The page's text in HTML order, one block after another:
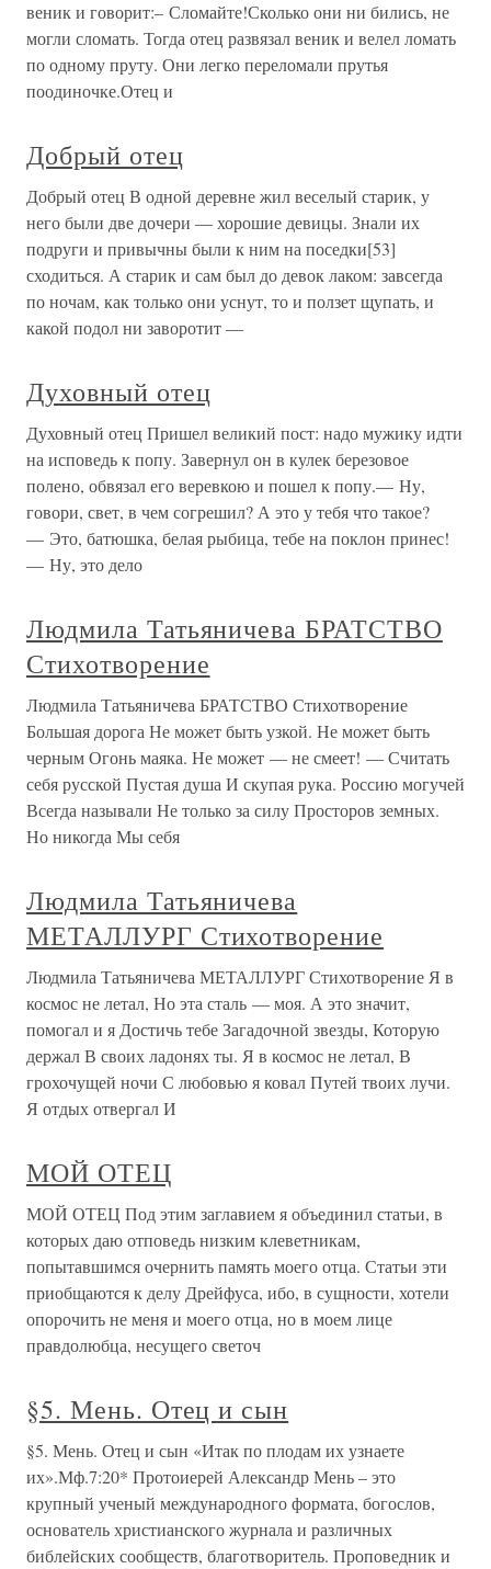
веник и говорит:– Сломайте!Сколько они ни бились, не
могли сломать. Тогда отец развязал веник и велел ломать
по одному пруту. Они легко переломали прутья
поодиночке.Отец и
Добрый отец
Добрый отец В одной деревне жил веселый старик, у
него были две дочери — хорошие девицы. Знали их
подруги и привычны были к ним на поседки[53]
сходиться. А старик и сам был до девок лаком: завсегда
по ночам, как только они уснут, то и ползет щупать, и
какой подол ни заворотит —
Духовный отец
Духовный отец Пришел великий пост: надо мужику идти
на исповедь к попу. Завернул он в кулек березовое
полено, обвязал его веревкою и пошел к попу.— Ну,
говори, свет, в чем согрешил? А это у тебя что такое?
— Это, батюшка, белая рыбица, тебе на поклон принес!
— Ну, это дело
Людмила Татьяничева БРАТСТВО
Стихотворение
Людмила Татьяничева БРАТСТВО Стихотворение
Большая дорога Не может быть узкой. Не может быть
черным Огонь маяка. Не может — не смеет! — Считать
себя русской Пустая душа И скупая рука. Россию могучей
Всегда называли Не только за силу Просторов земных.
Но никогда Мы себя
Людмила Татьяничева
МЕТАЛЛУРГ Стихотворение
Людмила Татьяничева МЕТАЛЛУРГ Стихотворение Я в
космос не летал, Но эта сталь — моя. А это значит,
помогал и я Достичь тебе Загадочной звезды, Которую
держал В своих ладонях ты. Я в космос не летал, В
грохочущей ночи С любовью я ковал Путей твоих лучи.
Я отдых отвергал И
МОЙ ОТЕЦ
МОЙ ОТЕЦ Под этим заглавием я объединил статьи, в
которых даю отповедь низким клеветникам,
попытавшимся очернить память моего отца. Статьи эти
приобщаются к делу Дрейфуса, ибо, в сущности, хотели
опорочить не меня и моего отца, но в моем лице
правдолюбца, несущего светоч
§5. Мень. Отец и сын
§5. Мень. Отец и сын «Итак по плодам их узнаете
их».Мф.7:20* Протоиерей Александр Мень – это
крупный ученый международного формата, богослов,
основатель христианского журнала и различных
библейских сообществ, благотворитель. Проповедник и